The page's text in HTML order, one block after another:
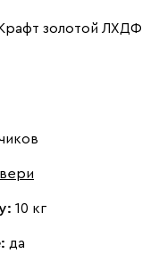
золотой ЛХДФ
10 кг
да